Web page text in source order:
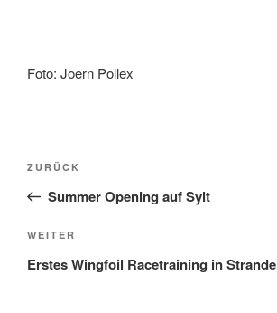
Foto: Joern Pollex
Beitrags-
Vorheriger
Beitrag
ZURÜCK
Summer Opening auf Sylt
Nächster
Beitrag
WEITER
Erstes Wingfoil Racetraining in Strande